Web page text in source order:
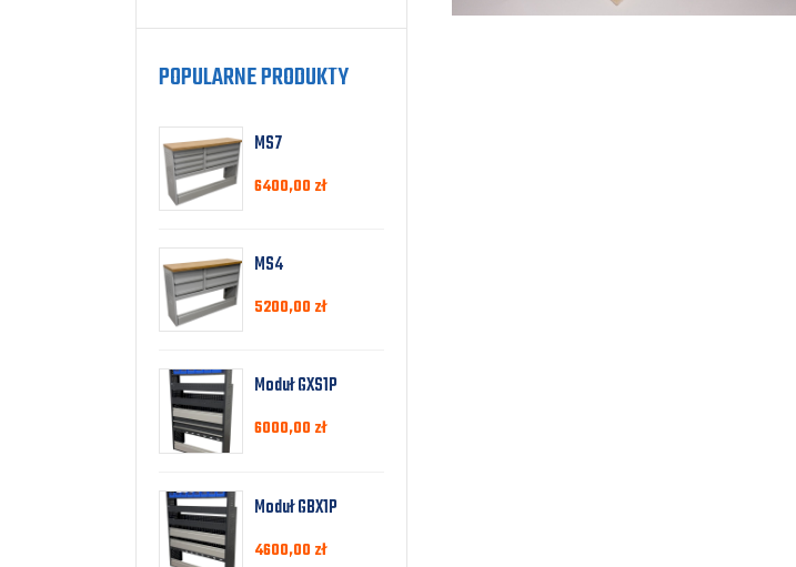
POPULARNE PRODUKTY
MS7
6400,00 zł
MS4
5200,00 zł
Moduł GXS1P
6000,00 zł
Moduł GBX1P
4600,00 zł